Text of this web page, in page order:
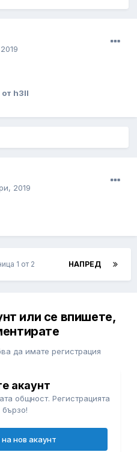
от h3ll
2019
НАПРЕД
1 от 2
или се впишете,
да имате регистрация
акаунт
общност. Регистрацията
бързо!
нов акаунт